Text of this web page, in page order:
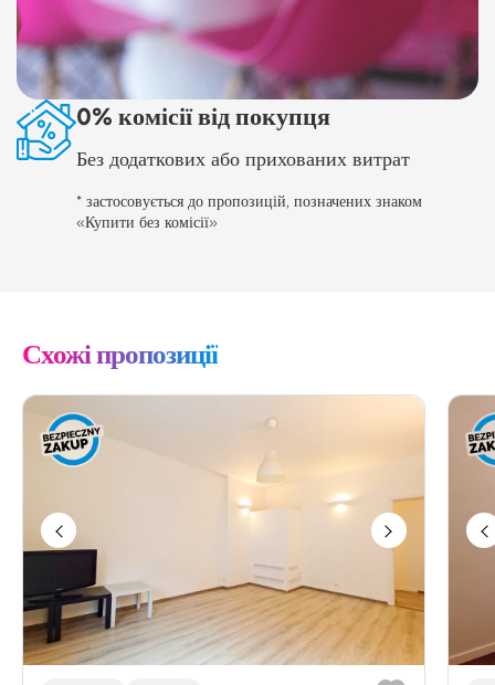
0% комісії від покупця
Без додаткових або прихованих витрат
* застосовується до пропозицій, позначених знаком
«Купити без комісії»
Схожі пропозиції